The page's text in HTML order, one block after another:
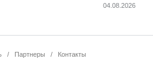
04.08.2026
/ Партнеры / Контакты